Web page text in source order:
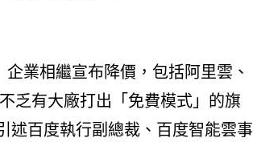
業相繼宣布降價，包括阿里雲、
乏有大廠打出「免費模式」的旗
述百度執行副總裁、百度智能雲事